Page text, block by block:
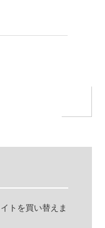
トを買い替えま